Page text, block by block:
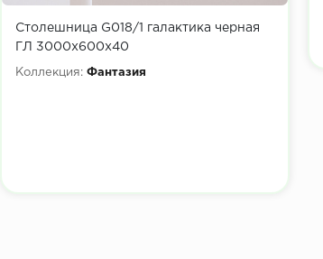
Столешница G018/1 галактика черная
ГЛ 3000х600х40
Коллекция: Фантазия